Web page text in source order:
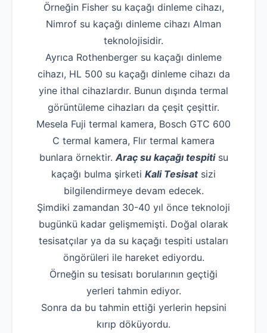
Örneğin Fisher su kaçağı dinleme cihazı,
Nimrof su kaçağı dinleme cihazı Alman
teknolojisidir.
Ayrıca Rothenberger su kaçağı dinleme
cihazı, HL 500 su kaçağı dinleme cihazı da
yine ithal cihazlardır. Bunun dışında termal
görüntüleme cihazları da çeşit çeşittir.
Mesela Fuji termal kamera, Bosch GTC 600
C termal kamera, Flır termal kamera
bunlara örnektir. Araç su kaçağı tespitisu
kaçağı bulma şirketi Kali Tesisatsizi
bilgilendirmeye devam edecek.
Şimdiki zamandan 30-40 yıl önce teknoloji
bugünkü kadar gelişmemişti. Doğal olarak
tesisatçılar ya da su kaçağı tespiti ustaları
öngörüleri ile hareket ediyordu.
Örneğin su tesisatı borularının geçtiği
yerleri tahmin ediyor.
Sonra da bu tahmin ettiği yerlerin hepsini
kırıp döküyordu.